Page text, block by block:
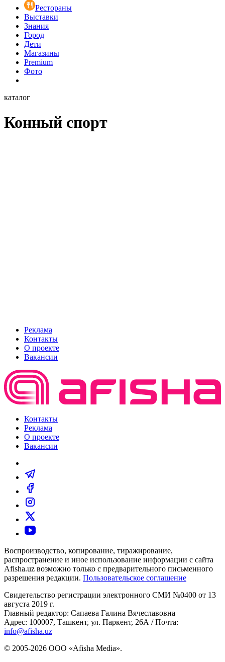
Рестораны
Выставки
Знания
Город
Дети
Магазины
Premium
Фото
каталог
Конный спорт
Реклама
Контакты
О проекте
Вакансии
Контакты
Реклама
О проекте
Вакансии
Воспроизводство, копирование, тиражирование,
распространение и иное использование информации с сайта
Afisha.uz возможно только с предварительного письменного
разрешения редакции. Пользовательское соглашение
Свидетельство регистрации электронного СМИ №0400 от 13
августа 2019 г.
Главный редактор: Сапаева Галина Вячеславовна
Адрес: 100007, Ташкент, ул. Паркент, 26А / Почта:
info@afisha.uz
© 2005-2026 ООО «Afisha Media».